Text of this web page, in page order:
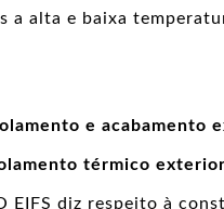
a alta e baixa
e acabamento
térmico exterior
diz respeito à